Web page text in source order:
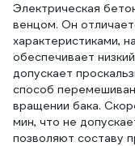
Электрическая
венцом. Он
характеристиками,
обеспечивает
допускает
способ
вращении бака.
мин, что не
позволяют составу